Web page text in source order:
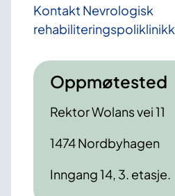
Kontakt Nevrologisk
rehabiliteringspoliklinikk
Oppmøtested
Rektor Wolans vei 11
1474 Nordbyhagen
Inngang 14, 3. etasje.